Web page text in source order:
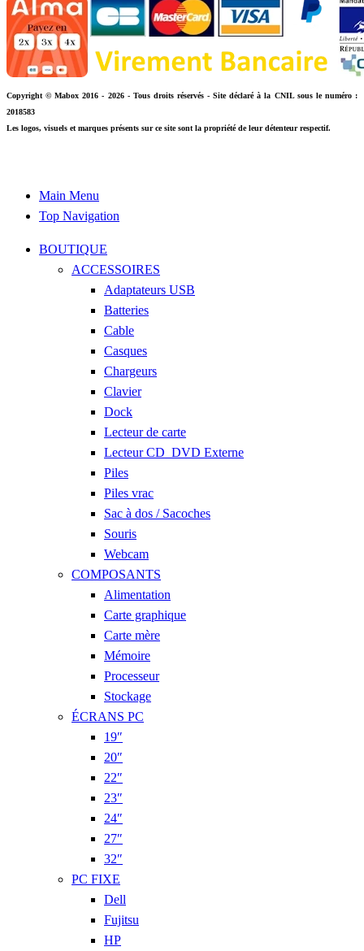
Copyright © Mabox 2016 - 2026 - Tous droits réservés - Site déclaré à la CNIL sous le numéro :
2018583
Les logos, visuels et marques présents sur ce site sont la propriété de leur détenteur respectif.
Main Menu
Top Navigation
BOUTIQUE
ACCESSOIRES
Adaptateurs USB
Batteries
Cable
Casques
Chargeurs
Clavier
Dock
Lecteur de carte
Lecteur CD_DVD Externe
Piles
Piles vrac
Sac à dos / Sacoches
Souris
Webcam
COMPOSANTS
Alimentation
Carte graphique
Carte mère
Mémoire
Processeur
Stockage
ÉCRANS PC
19″
20″
22″
23″
24″
27″
32″
PC FIXE
Dell
Fujitsu
HP